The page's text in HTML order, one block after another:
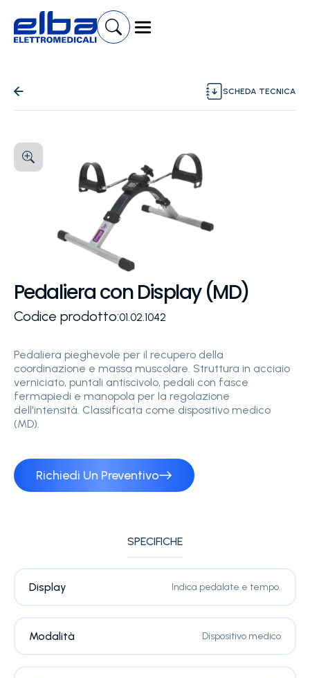
SCHEDA TECNICA
Pedaliera con Display (MD)
Codice prodotto:01.02.1042
Pedaliera pieghevole per il recupero della
coordinazione e massa muscolare. Struttura in acciaio
verniciato, puntali antiscivolo, pedali con fasce
fermapiedi e manopola per la regolazione
dell'intensità. Classificata come dispositivo medico
(MD).
Richiedi Un Preventivo
SPECIFICHE
Display Indica pedalate e tempo.
Modalità Dispositivo medico